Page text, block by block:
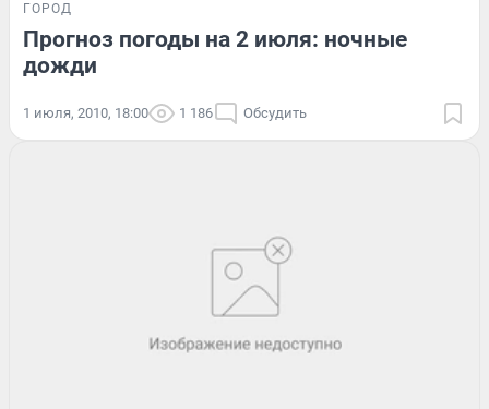
ГОРОД
Прогноз погоды на 2 июля: ночные
дожди
1 июля, 2010, 18:00 1 186 Обсудить